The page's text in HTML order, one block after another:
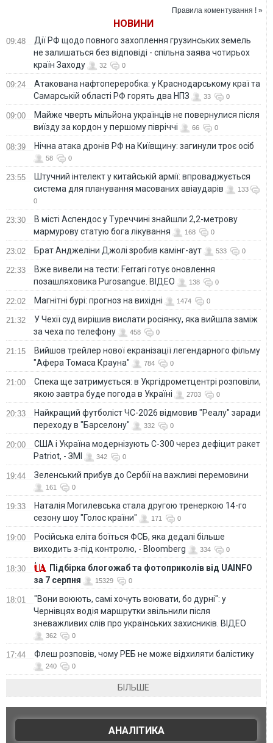
Правила коментування ! »
НОВИНИ
09:48
Дії РФ щодо повного захоплення грузинських земель
не залишаться без відповіді - спільна заява чотирьох
країн Заходу
32 0
09:24
Атакована нафтопереробка: у Краснодарському краї та
Самарській області РФ горять два НПЗ
33 0
09:00
Майже чверть мільйона українців не повернулися після
виїзду за кордон у першому півріччі
66 0
08:39 Нічна атака дронів РФ на Київщину: загинули троє осіб
58 0
23:55
Штучний інтелект у китайській армії: впроваджується
система для планування масованих авіаударів
133
0
23:30
В місті Аспендос у Туреччині знайшли 2,2-метрову
мармурову статую бога лікування
168 0
23:02 Брат Анджеліни Джолі зробив камінг-аут 533 0
22:33
Вже вивели на тести: Ferrari готує оновлення
позашляховика Purosangue. ВІДЕО
138 0
22:02 Магнітні бурі: прогноз на вихідні 1474 0
21:32
У Чехії суд вирішив вислати росіянку, яка вийшла заміж
за чеха по телефону
458 0
21:15
Вийшов трейлер нової екранізації легендарного фільму
"Афера Томаса Крауна"
784 0
21:00
Спека ще затримується: в Укргідрометцентрі розповіли,
якою завтра буде погода в Україні
2703 0
20:33
Найкращий футболіст ЧС-2026 відмовив "Реалу" заради
переходу в "Барселону"
332 0
20:00
США і Україна модернізують С-300 через дефіцит ракет
Patriot, - ЗМІ
342 0
19:44 Зеленський прибув до Сербії на важливі перемовини
161 0
19:33
Наталія Могилевська стала другою тренеркою 14-го
сезону шоу "Голос країни"
171 0
19:00
Російська еліта боїться ФСБ, яка дедалі більше
виходить з-під контролю, - Bloomberg
334 0
18:30
Підбірка блогожаб та фотоприколів від UAINFO
за 7 серпня
15329 0
18:01
"Вони воюють, самі хочуть воювати, бо дурні": у
Чернівцях водія маршрутки звільнили після
зневажливих слів про українських захисників. ВІДЕО
362 0
17:44 Флеш розповів, чому РЕБ не може відхиляти балістику
240 0
БІЛЬШЕ
АНАЛІТИКА